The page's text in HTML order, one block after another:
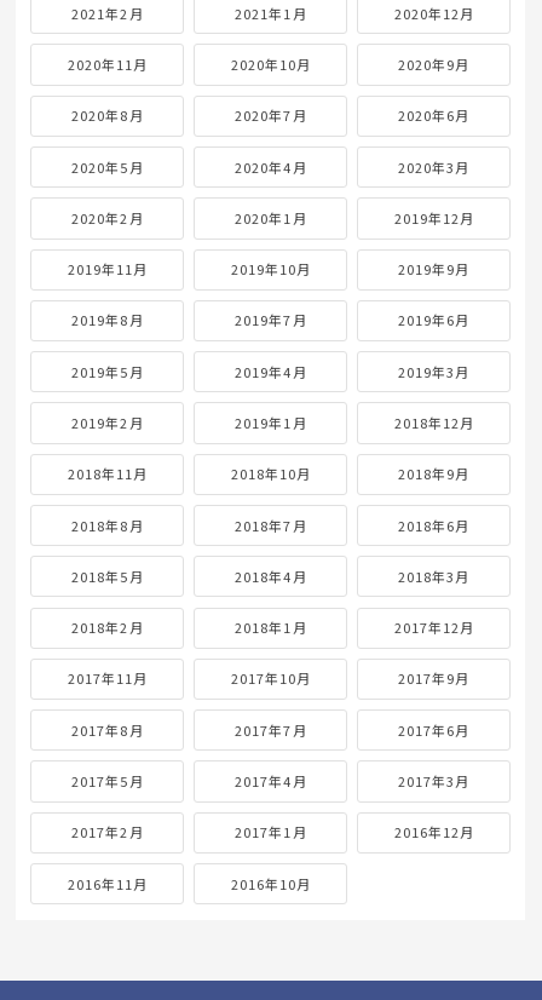
2021年2月 2021年1月 2020年12月
2020年11月 2020年10月 2020年9月
2020年8月 2020年7月 2020年6月
2020年5月 2020年4月 2020年3月
2020年2月 2020年1月 2019年12月
2019年11月 2019年10月 2019年9月
2019年8月 2019年7月 2019年6月
2019年5月 2019年4月 2019年3月
2019年2月 2019年1月 2018年12月
2018年11月 2018年10月 2018年9月
2018年8月 2018年7月 2018年6月
2018年5月 2018年4月 2018年3月
2018年2月 2018年1月 2017年12月
2017年11月 2017年10月 2017年9月
2017年8月 2017年7月 2017年6月
2017年5月 2017年4月 2017年3月
2017年2月 2017年1月 2016年12月
2016年11月 2016年10月